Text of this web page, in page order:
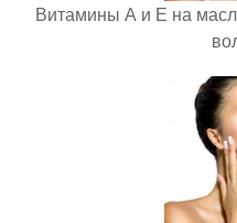
Витамины А и Е на